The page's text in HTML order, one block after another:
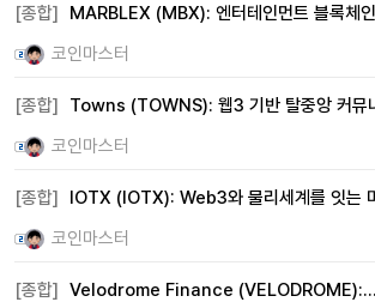
[종합]
MARBLEX (MBX): 엔터테인먼트 블록체
코인마스터
[종합]
Towns (TOWNS): 웹3 기반 탈중앙 커뮤
코인마스터
[종합]
IOTX (IOTX): Web3와 물리세계를 잇는
코인마스터
[종합] Velodrome Finance (VELODROME):…